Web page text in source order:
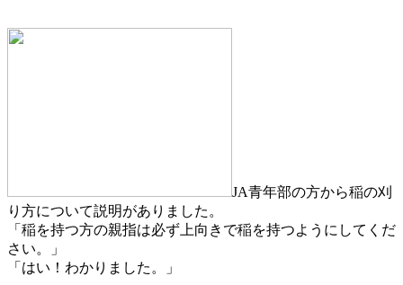
JA青年部の方から稲の刈
り方について説明がありました。
「稲を持つ方の親指は必ず上向きで稲を持つようにしてくだ
さい。」
「はい！わかりました。」